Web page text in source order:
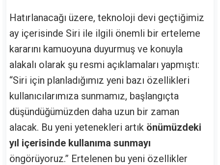
Hatırlanacağı üzere, teknoloji devi geçtiğimiz
ay içerisinde Siri ile ilgili önemli bir erteleme
kararını kamuoyuna duyurmuş ve konuyla
alakalı olarak şu resmi açıklamaları yapmıştı:
“Siri için planladığımız yeni bazı özellikleri
kullanıcılarımıza sunmamız, başlangıçta
düşündüğümüzden daha uzun bir zaman
alacak. Bu yeni yetenekleri artık önümüzdeki
yıl içerisinde kullanıma sunmayı
öngörüyoruz.” Ertelenen bu yeni özellikler